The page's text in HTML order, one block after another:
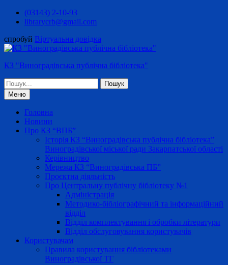
Перейти(03143) 2-10-93
librarycrb@gmail.com
спробуй Віртуальна довідка
КЗ "Виноградівська публічна бібліотека"
Шукати:
Меню
Головна
Новини
Про КЗ “ВПБ”
Історія КЗ “Виноградівська публічна бібліотека”
Виноградівської міської ради Закарпатської області
Керівництво
Мережа КЗ “Виноградівська ПБ”
Проєктна діяльність
Про Центральну публічну бібліотеку №1
Адміністрація
Методико-бібліографічний та інформаційний
відділ
Відділ комплектування і обробки літератури
Відділ обслуговування користувачів
Користувачам
Правила користування бібліотеками
Виноградівської ТГ